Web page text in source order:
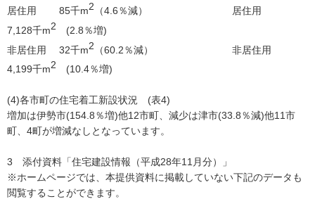
居住用 85千m2 （4.6％減） 居住用
7,128千m2 (2.8％増)
非居住用 32千m2 （60.2％減） 非居住用
4,199千m2 (10.4％増)
(4)各市町の住宅着工新設状況 (表4)
増加は伊勢市(154.8％増)他12市町、減少は津市(33.8％減)他11市
町、4町が増減なしとなっています。
3 添付資料「住宅建設情報（平成28年11月分）」
※ホームページでは、本提供資料に掲載していない下記のデータも
閲覧することができます。